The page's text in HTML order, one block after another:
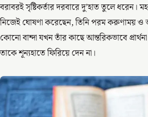
বরাবরই সৃষ্টিকর্তার দরবারে দু’হাত তুলে ধরেন।
নিজেই ঘোষণা করেছেন, তিনি পরম করুণাময় ও
কোনো বান্দা যখন তাঁর কাছে আন্তরিকভাবে
তাকে শূন্যহাতে ফিরিয়ে দেন না।